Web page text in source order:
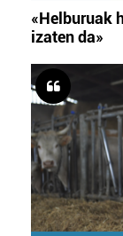
«Helburuak
izaten da»